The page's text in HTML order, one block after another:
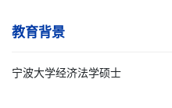
教育背景
宁波大学经济法学硕士